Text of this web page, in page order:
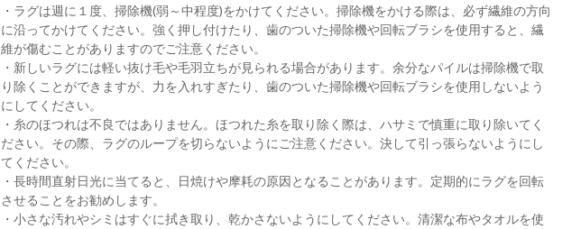
・ラグは週に１度、掃除機(弱～中程度)をかけてください。掃除機をかける際は、必ず繊維の方向
に沿ってかけてください。強く押し付けたり、歯のついた掃除機や回転ブラシを使用すると、繊
維が傷むことがありますのでご注意ください。
・新しいラグには軽い抜け毛や毛羽立ちが見られる場合があります。余分なパイルは掃除機で取
り除くことができますが、力を入れすぎたり、歯のついた掃除機や回転ブラシを使用しないよう
にしてください。
・糸のほつれは不良ではありません。ほつれた糸を取り除く際は、ハサミで慎重に取り除いてく
ださい。その際、ラグのループを切らないようにご注意ください。決して引っ張らないようにし
てください。
・長時間直射日光に当てると、日焼けや摩耗の原因となることがあります。定期的にラグを回転
させることをお勧めします。
・小さな汚れやシミはすぐに拭き取り、乾かさないようにしてください。清潔な布やタオルを使